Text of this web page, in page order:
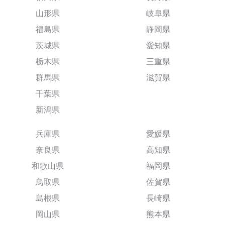
山形県
福島県
茨城県
栃木県
群馬県
千葉県
新潟県
岐阜県
静岡県
愛知県
三重県
滋賀県
兵庫県
奈良県
和歌山県
鳥取県
島根県
岡山県
愛媛県
高知県
福岡県
佐賀県
長崎県
熊本県